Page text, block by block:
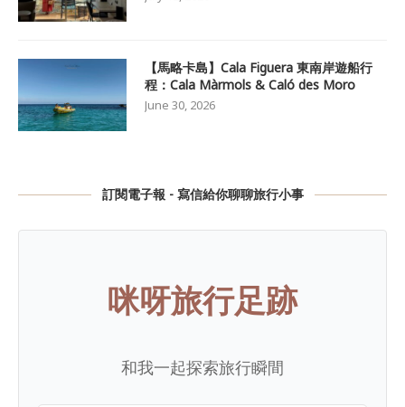
【馬略卡島】Cala Figuera 東南岸遊船行
程：Cala Màrmols & Caló des Moro
June 30, 2026
訂閱電子報 - 寫信給你聊聊旅行小事
咪呀旅行足跡
和我一起探索旅行瞬間